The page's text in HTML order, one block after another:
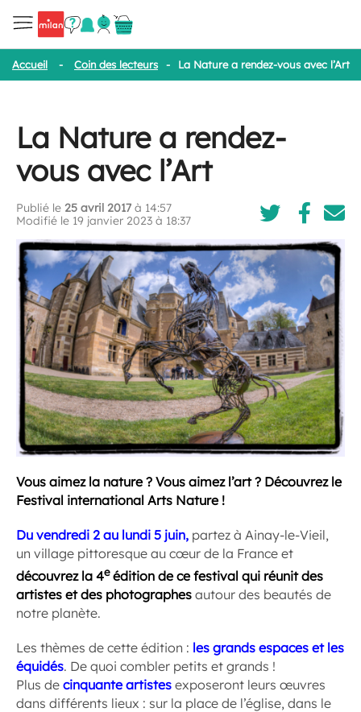
Accueil - Coin des lecteurs - La Nature a rendez-vous avec l’Art
La Nature a rendez-
vous avec l’Art
Publié le 25 avril 2017 à 14:57
Modifié le 19 janvier 2023 à 18:37
Vous aimez la nature ? Vous aimez l’art ? Découvrez le
Festival international Arts Nature !
Du vendredi 2 au lundi 5 juin, partez à Ainay-le-Vieil,
un village pittoresque au cœur de la France et
découvrez la 4eédition de ce festival qui réunit des
artistes et des photographes autour des beautés de
notre planète.
Les thèmes de cette édition : les grands espaces et les
équidés. De quoi combler petits et grands !
Plus de cinquante artistes exposeront leurs œuvres
dans différents lieux : sur la place de l’église, dans le